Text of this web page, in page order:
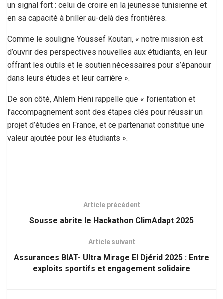
un signal fort : celui de croire en la jeunesse tunisienne et
en sa capacité à briller au-delà des frontières.
Comme le souligne Youssef Koutari, « notre mission est
d’ouvrir des perspectives nouvelles aux étudiants, en leur
offrant les outils et le soutien nécessaires pour s’épanouir
dans leurs études et leur carrière ».
De son côté, Ahlem Heni rappelle que « l’orientation et
l’accompagnement sont des étapes clés pour réussir un
projet d’études en France, et ce partenariat constitue une
valeur ajoutée pour les étudiants ».
Article précédent
Sousse abrite le Hackathon ClimAdapt 2025
Article suivant
Assurances BIAT- Ultra Mirage El Djérid 2025 : Entre
exploits sportifs et engagement solidaire